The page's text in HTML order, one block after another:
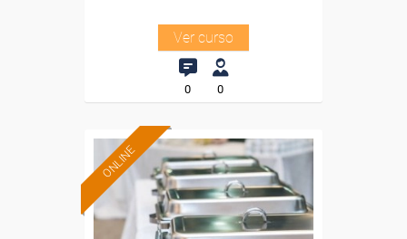
Ver curso
0 0
ONLINE
Formación 100%
subvencionada.